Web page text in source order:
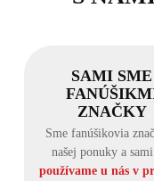
SAMI SME
ZNAČKY
Sme fanúšikovia
našej ponuky a
používame u nás v